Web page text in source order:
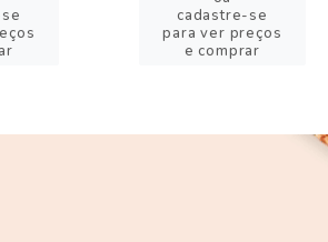
cadastre-se
para ver preços
e comprar